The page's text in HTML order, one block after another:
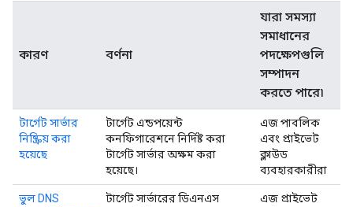
কারণ বর্ণনা
যারা সমস্যা
সমাধানের
পদক্ষেপগুলি
সম্পাদন
করতে পারে৷
টার্গেট সার্ভার
নিষ্ক্রিয় করা
হয়েছে
টার্গেট এন্ডপয়েন্ট
কনফিগারেশনে নির্দিষ্ট করা
টার্গেট সার্ভার অক্ষম করা
হয়েছে।
এজ পাবলিক
এবং প্রাইভেট
ক্লাউড
ব্যবহারকারীরা
ভুল DNS
টার্গেট সার্ভারের ডিএনএস
এজ প্রাইভেট